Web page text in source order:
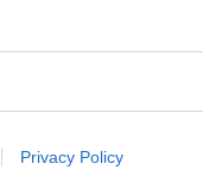
Privacy Policy
di applicazioni cloud
possono collaborare con
spedizione e istruzioni